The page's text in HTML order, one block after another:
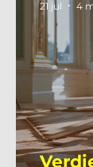
21 jul 4